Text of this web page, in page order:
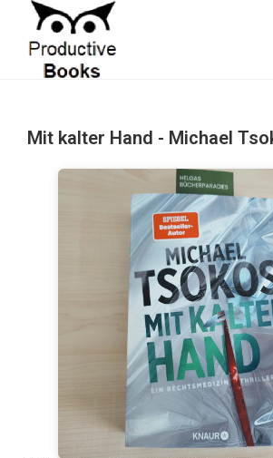
springen
Mit kalter Hand - Michael